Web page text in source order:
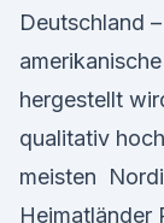
Deutschland
hergestellt
qualitativ
meisten
Heimatländer